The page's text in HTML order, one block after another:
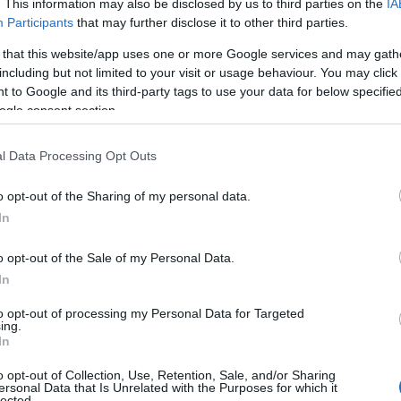
This information may also be disclosed by us to third parties on the
Participants that may further disclose it to other third parties.
that this website/app uses one or more Google services and may
but not limited to your visit or usage behaviour. You may
to Google and its third-party tags to use your data for below
consent section.
Data Processing Opt Outs
opt-out of the Sharing of my personal data.
opt-out of the Sale of my Personal Data.
opt-out of processing my Personal Data for Targeted
opt-out of Collection, Use, Retention, Sale, and/or Sharing
Data that Is Unrelated with the Purposes for which it
I consiglieri comunali chiedono un Consiglio
urgente. Protocollata da parte dei consiglieri di
minoranza di Olbia una richiesta di convocazione di
un Consiglio comunale urgente,…
Guerra delle insegne, Nizzi si difende:
“Tassa ferma dal 1994”
tassa delle insegne si paga. Lo ribadisce ancora il
sindaco di Olbia Settimo Nizzi, confermando…